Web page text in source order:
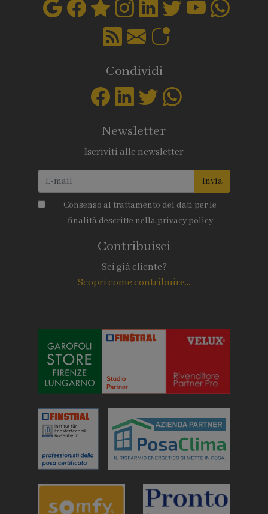
Condividi
Newsletter
Iscriviti alle newsletter
Invia
Consenso al trattamento dei dati per le
finalità descritte nella privacy policy
Contribuisci
Sei già cliente?
Scopri come contribuire...